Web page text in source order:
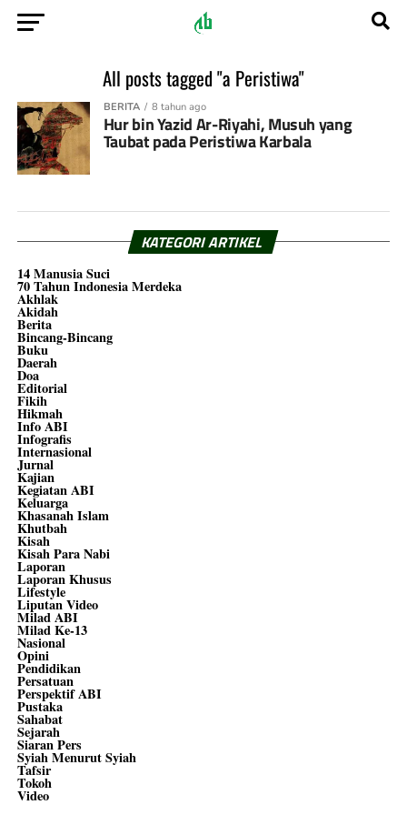
All posts tagged "a Peristiwa"
BERITA 8 tahun ago
Hur bin Yazid Ar-Riyahi, Musuh yang
Taubat pada Peristiwa Karbala
KATEGORI ARTIKEL
14 Manusia Suci
70 Tahun Indonesia Merdeka
Akhlak
Akidah
Berita
Bincang-Bincang
Buku
Daerah
Doa
Editorial
Fikih
Hikmah
Info ABI
Infografis
Internasional
Jurnal
Kajian
Kegiatan ABI
Keluarga
Khasanah Islam
Khutbah
Kisah
Kisah Para Nabi
Laporan
Laporan Khusus
Lifestyle
Liputan Video
Milad ABI
Milad Ke-13
Nasional
Opini
Pendidikan
Persatuan
Perspektif ABI
Pustaka
Sahabat
Sejarah
Siaran Pers
Syiah Menurut Syiah
Tafsir
Tokoh
Video